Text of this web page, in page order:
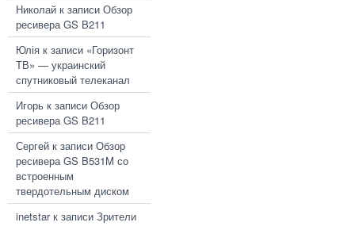
Николай к записи Обзор
ресивера GS B211
Юлія к записи «Горизонт
ТВ» — украинский
спутниковый телеканал
Игорь к записи Обзор
ресивера GS B211
Сергей к записи Обзор
ресивера GS B531M со
встроенным
твердотельным диском
inetstarк записи Зрители